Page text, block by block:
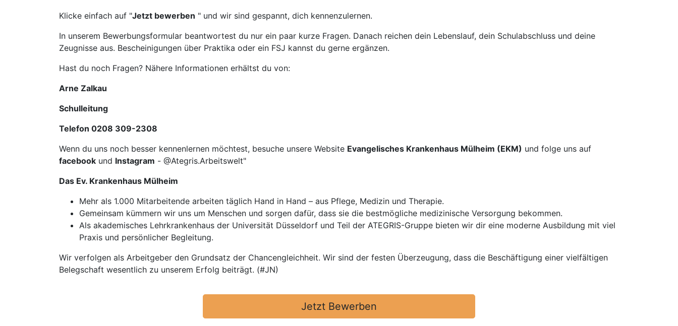
Klicke einfach auf "Jetzt bewerben " und wir sind gespannt, dich kennenzulernen.
In unserem Bewerbungsformular beantwortest du nur ein paar kurze Fragen. Danach reichen dein Lebenslauf, dein Schulabschluss und deine
Zeugnisse aus. Bescheinigungen über Praktika oder ein FSJ kannst du gerne ergänzen.
Hast du noch Fragen? Nähere Informationen erhältst du von:
Arne Zalkau
Schulleitung
Telefon 0208 309-2308
Wenn du uns noch besser kennenlernen möchtest, besuche unsere Website Evangelisches Krankenhaus Mülheim (EKM) und folge uns auf
facebook und Instagram - @Ategris.Arbeitswelt"
Das Ev. Krankenhaus Mülheim
Mehr als 1.000 Mitarbeitende arbeiten täglich Hand in Hand – aus Pflege, Medizin und Therapie.
Gemeinsam kümmern wir uns um Menschen und sorgen dafür, dass sie die bestmögliche medizinische Versorgung bekommen.
Als akademisches Lehrkrankenhaus der Universität Düsseldorf und Teil der ATEGRIS-Gruppe bieten wir dir eine moderne Ausbildung mit viel
Praxis und persönlicher Begleitung.
Wir verfolgen als Arbeitgeber den Grundsatz der Chancengleichheit. Wir sind der festen Überzeugung, dass die Beschäftigung einer vielfältigen
Belegschaft wesentlich zu unserem Erfolg beiträgt. (#JN)
Jetzt Bewerben